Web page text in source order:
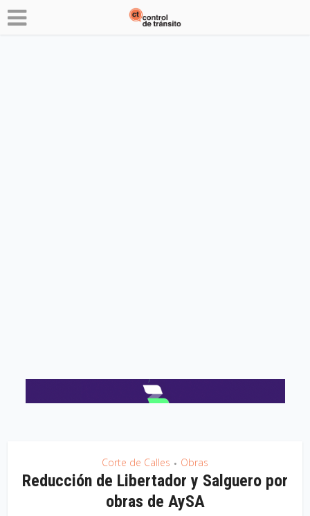
Corte de Calles • Obras
Reducción de Libertador y Salguero por
obras de AySA